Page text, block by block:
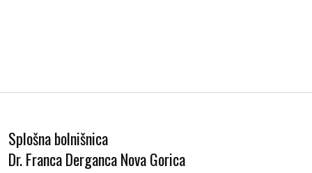
Splošna bolnišnica
Dr. Franca Derganca Nova Gorica